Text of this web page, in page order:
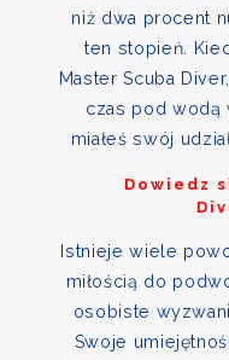
niż dwa procent
ten stopień.
Master Scuba
czas pod wodą
miałeś swój
Dowiedz
Istnieje wiele
miłością do
osobiste
Swoje